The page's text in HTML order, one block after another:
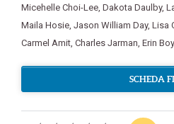
Micehelle Choi-Lee, Dakota Daulby,
Maila Hosie, Jason William Day, Lisa
Carmel Amit, Charles Jarman, Erin
SCHEDA